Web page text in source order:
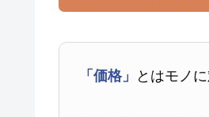
「価格」 とはモノ